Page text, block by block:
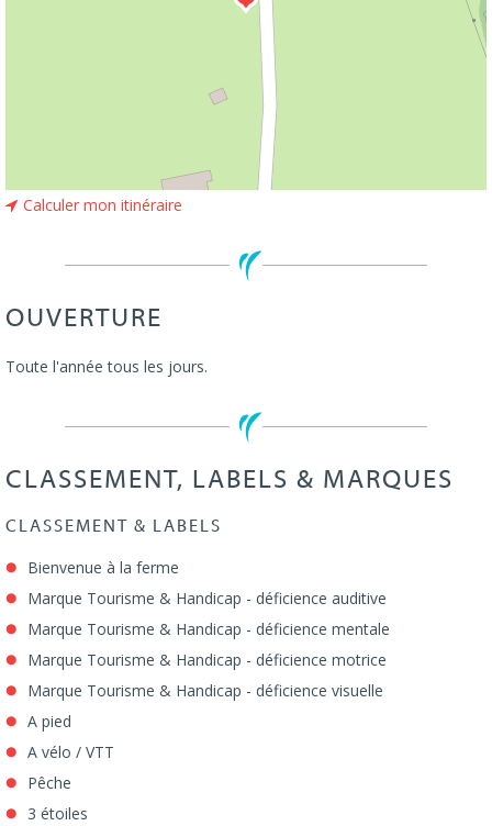
Calculer mon itinéraire
OUVERTURE
Toute l'année tous les jours.
CLASSEMENT, LABELS & MARQUES
CLASSEMENT & LABELS
Bienvenue à la ferme
Marque Tourisme & Handicap - déficience auditive
Marque Tourisme & Handicap - déficience mentale
Marque Tourisme & Handicap - déficience motrice
Marque Tourisme & Handicap - déficience visuelle
A pied
A vélo / VTT
Pêche
3 étoiles